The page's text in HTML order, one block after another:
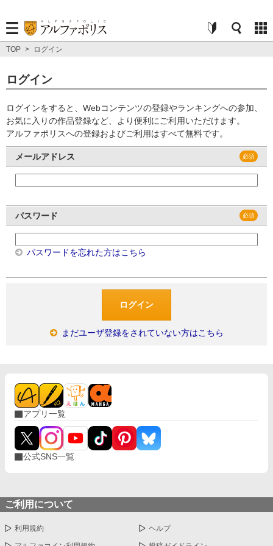
TOP > ログイン
ログイン
ログインをすると、Webコンテンツの登録やランキングへの参加、
お気に入りの作品登録など、より便利にご利用いただけます。
アルファポリスへの登録およびご利用はすべて無料です。
メールアドレス
パスワード
パスワードを忘れた方はこちら
まだユーザ登録をされていない方はこちら
アプリ一覧
公式SNS一覧
ご利用について
利用規約 ヘルプ